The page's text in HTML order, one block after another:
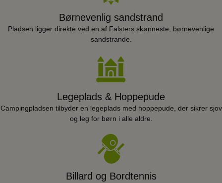
Børnevenlig sandstrand
Pladsen ligger direkte ved en af Falsters skønneste, børnevenlige
sandstrande.
Legeplads & Hoppepude
Campingpladsen tilbyder en legeplads med hoppepude, der sikrer sjov
og leg for børn i alle aldre.
Billard og Bordtennis